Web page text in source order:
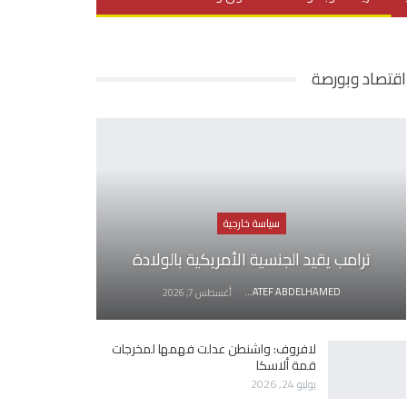
اقتصاد وبورصة
سياسة خارجية
ترامب يقيد الجنسية الأمريكية بالولادة
AWATEF ABDELHAMED أغسطس 7, 2026
لافروف: واشنطن عدلت فهمها لمخرجات
قمة ألاسكا
يوليو 24, 2026